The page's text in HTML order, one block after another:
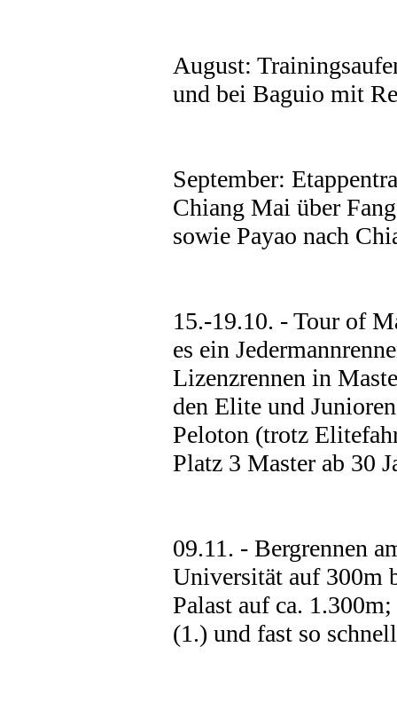
August:
und bei Baguio mit
September:
Chiang Mai über
sowie Payao nach
15.-19.10. - Tour of
es ein
Lizenzrennen in
den Elite und
Peloton (trotz
Platz 3 Master ab 30
09.11. - Bergrennen
Universität auf 300m
Palast auf ca.
(1.) und fast so